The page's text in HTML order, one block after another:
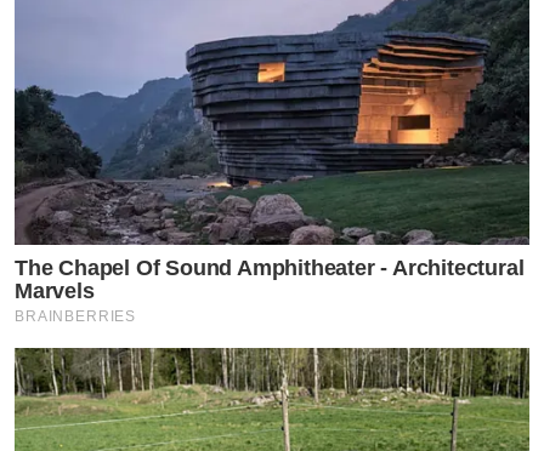
The Chapel Of Sound Amphitheater - Architectural
Marvels
BRAINBERRIES